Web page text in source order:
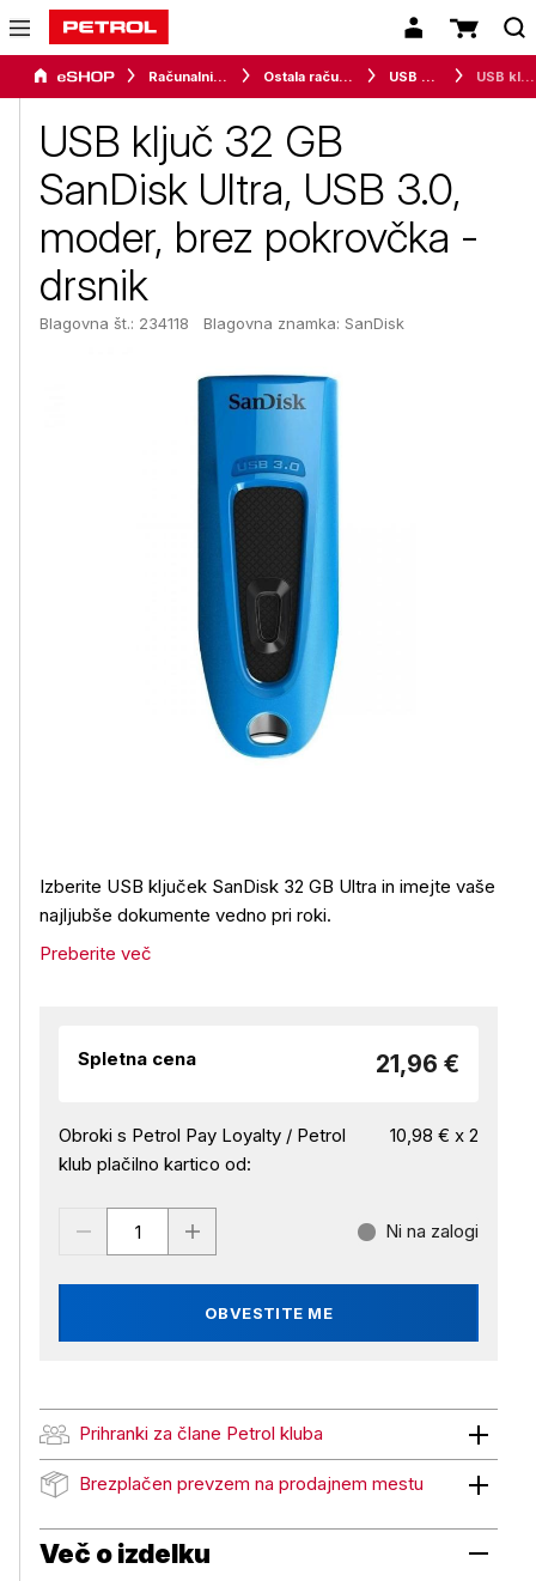
Računalništvo Ostala računalniška oprema USB ključi
USB ključ 32 GB
SanDisk Ultra, USB 3.0,
moder, brez pokrovčka -
drsnik
Blagovna št.: 234118 Blagovna znamka: SanDisk
Izberite USB ključek SanDisk 32 GB Ultra in imejte vaše
najljubše dokumente vedno pri roki.
Preberite več
Spletna cena 21,96 €
Obroki s Petrol Pay Loyalty / Petrol
klub plačilno kartico od:
10,98 € x 2
OBVESTITE ME
Ni na zalogi
Prihranki za člane Petrol kluba
Prihranki za člane Petrol kluba
Brezplačen prevzem na prodajnem mestu
Brezplačen prevzem na prodajnem mestu
Več o izdelku